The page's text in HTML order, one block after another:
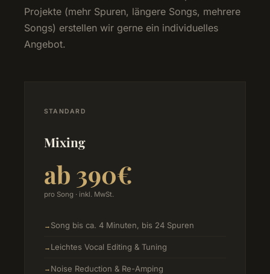
Projekte (mehr Spuren, längere Songs, mehrere
Songs) erstellen wir gerne ein individuelles
Angebot.
STANDARD
Mixing
ab 390€
pro Song · inkl. MwSt.
Song bis ca. 4 Minuten, bis 24 Spuren
Leichtes Vocal Editing & Tuning
Noise Reduction & Re-Amping